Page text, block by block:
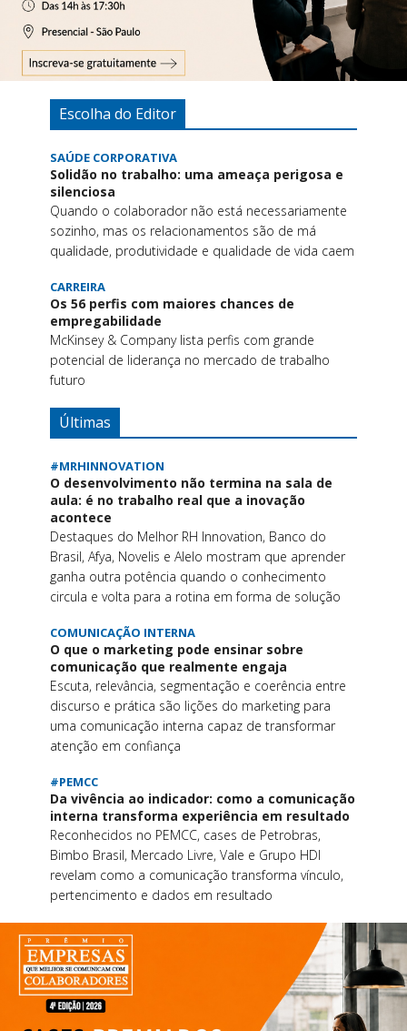
Escolha do Editor
SAÚDE CORPORATIVA
Solidão no trabalho: uma ameaça perigosa e
silenciosa
Quando o colaborador não está necessariamente
sozinho, mas os relacionamentos são de má
qualidade, produtividade e qualidade de vida caem
CARREIRA
Os 56 perfis com maiores chances de
empregabilidade
McKinsey & Company lista perfis com grande
potencial de liderança no mercado de trabalho
futuro
Últimas
#MRHINNOVATION
O desenvolvimento não termina na sala de
aula: é no trabalho real que a inovação
acontece
Destaques do Melhor RH Innovation, Banco do
Brasil, Afya, Novelis e Alelo mostram que aprender
ganha outra potência quando o conhecimento
circula e volta para a rotina em forma de solução
COMUNICAÇÃO INTERNA
O que o marketing pode ensinar sobre
comunicação que realmente engaja
Escuta, relevância, segmentação e coerência entre
discurso e prática são lições do marketing para
uma comunicação interna capaz de transformar
atenção em confiança
#PEMCC
Da vivência ao indicador: como a comunicação
interna transforma experiência em resultado
Reconhecidos no PEMCC, cases de Petrobras,
Bimbo Brasil, Mercado Livre, Vale e Grupo HDI
revelam como a comunicação transforma vínculo,
pertencimento e dados em resultado